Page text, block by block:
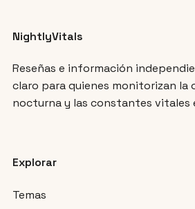
NightlyVitals
Reseñas e información
claro para quienes monitorizan la
nocturna y las constantes vitales
Explorar
Temas